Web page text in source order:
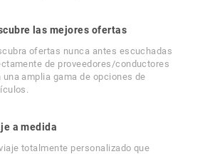
las mejores ofertas
ofertas nunca antes escuchadas
de proveedores/conductores
una amplia gama de opciones de
a medida
totalmente personalizado que